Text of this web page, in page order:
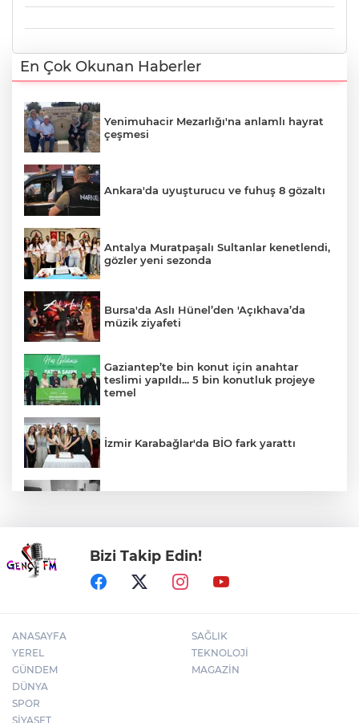
En Çok Okunan Haberler
Yenimuhacir Mezarlığı'na anlamlı hayrat
çeşmesi
Ankara'da uyuşturucu ve fuhuş 8 gözaltı
Antalya Muratpaşalı Sultanlar kenetlendi,
gözler yeni sezonda
Bursa'da Aslı Hünel’den 'Açıkhava’da
müzik ziyafeti
Gaziantep’te bin konut için anahtar
teslimi yapıldı... 5 bin konutluk projeye
temel
İzmir Karabağlar'da BİO fark yarattı
Bursa Yıldırım'da çocuklar hem öğreniyor
hem eğleniyor
Bizi Takip Edin!
ANASAYFA
YEREL
GÜNDEM
DÜNYA
SPOR
SİYASET
SAĞLIK
TEKNOLOJİ
MAGAZİN